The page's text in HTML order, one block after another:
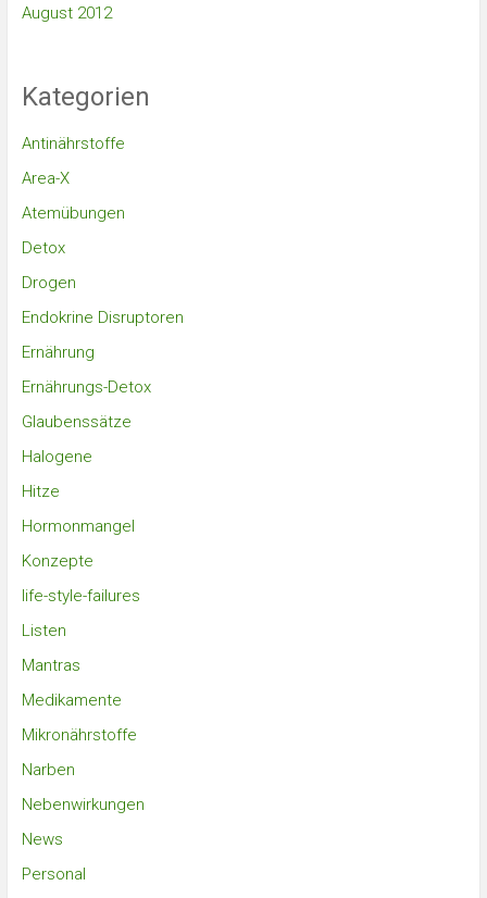
August 2012
Kategorien
Antinährstoffe
Area-X
Atemübungen
Detox
Drogen
Endokrine Disruptoren
Ernährung
Ernährungs-Detox
Glaubenssätze
Halogene
Hitze
Hormonmangel
Konzepte
life-style-failures
Listen
Mantras
Medikamente
Mikronährstoffe
Narben
Nebenwirkungen
News
Personal